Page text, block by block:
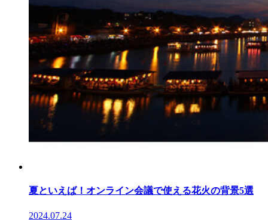
夏といえば！オンライン会議で使える花火の背景5選
2024.07.24